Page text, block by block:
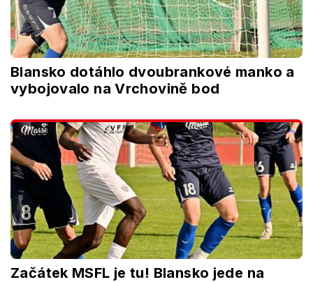
Blansko dotáhlo dvoubrankové manko a
vybojovalo na Vrchovině bod
Začátek MSFL je tu! Blansko jede na